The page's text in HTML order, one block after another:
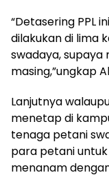
“Detasering PPL
dilakukan di lima
swadaya, supaya
masing,”ungkap
Lanjutnya
menetap di
tenaga petani
para petani
menanam